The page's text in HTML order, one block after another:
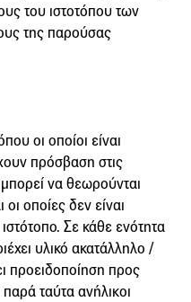
του ιστοτόπου των
της παρούσας
οι οποίοι είναι
πρόσβαση στις
να θεωρούνται
οποίες δεν είναι
Σε κάθε ενότητα
υλικό ακατάλληλο /
προειδοποίηση προς
ταύτα ανήλικοι